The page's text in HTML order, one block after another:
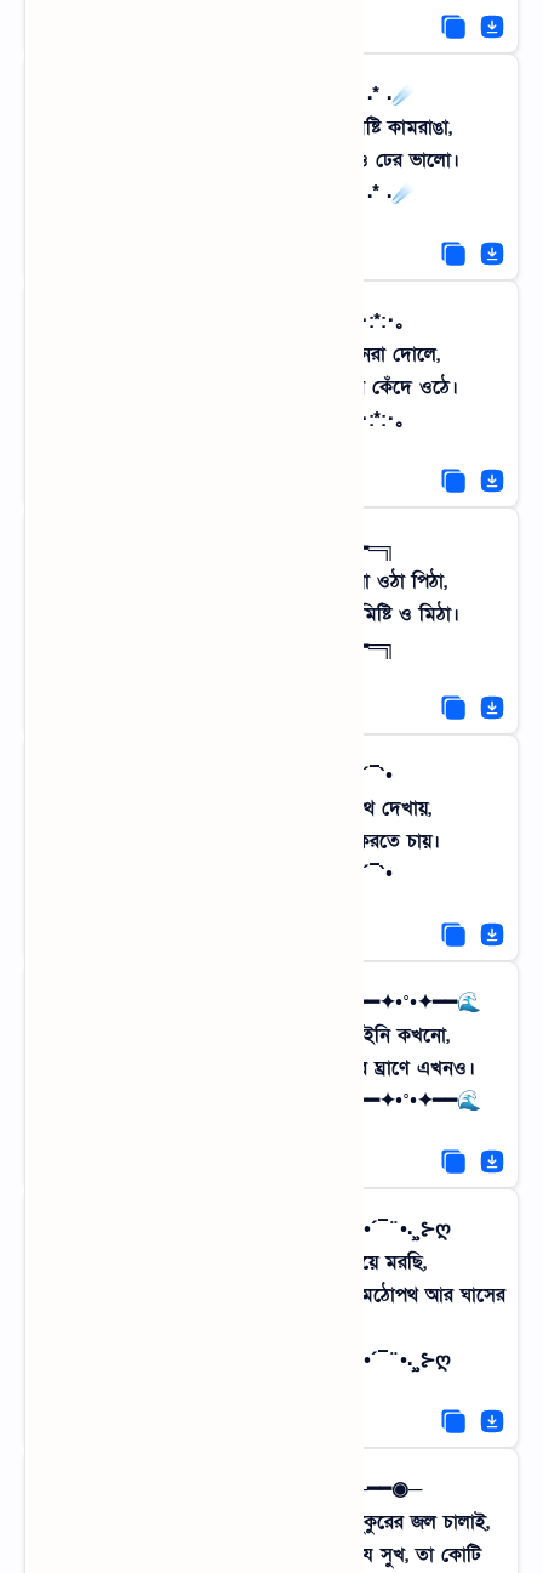
☄. *. ⋆ ছোটবেলার আবদার ⋆ .* .☄
গাছের ডাল থেকে ছিঁড়ে খাওয়া টক-মিষ্টি কামরাঙা,
আজকালকার দামি ট্রু-ফ্রুট জুসের চেয়েও ঢের ভালো।
☄. *. ⋆ ছোটবেলার আবদার ⋆ .* .☄
｡･:*:･ﾟ★ অভিমানী নদী ★ﾟ･:*:･｡
মরে যাওয়া নদীর চরে যখন কাশবনেরা দোলে,
শহুরে মানুষ তখন বিষন্নতা নিয়ে ডুকরে কেঁদে ওঠে।
｡･:*:･ﾟ★ অভিমানী নদী ★ﾟ･:*:･｡
╔═━────━•🌧️•━────━═╗
শীতের সকালের খেজুর রস আর ধোঁয়া ওঠা পিঠা,
গ্রামের এই আমেজটাই সবচেয়ে বেশি মিষ্টি ও মিঠা।
╔═━────━•🌧️•━────━═╗
•´¯`•» জোনাক জ্বলা রাত «•´¯`•
অন্ধকারে যখন হাজারো জোনাকি পথ দেখায়,
মনে হয় তারাগুলো সব মাটি স্পর্শ করতে চায়।
•´¯`•» জোনাক জ্বলা রাত «•´¯`•
🌊━━✦•°•✦━━🌊 শেকড়ের কাব্য 🌊━━✦•°•✦━━🌊
আমি যান্ত্রিক জীবনের গোলাম হতে চাইনি কখনো,
আমার সত্তা জড়িয়ে আছে ওই ধানক্ষেতের ঘ্রাণে এখনও।
🌊━━✦•°•✦━━🌊 শেকড়ের কাব্য 🌊━━✦•°•✦━━🌊
ღ⊰¸¸.•¨¯`•♥ স্মৃতির জাদুর কাঠি ♥•´¯¨•.¸¸⊱ღ
শহরের যান্ত্রিকতায় আমি দমবন্ধ হয়ে মরছি,
আমার প্রাণ ফিরে পাওয়ার ওষুধ কেবল ওই মেঠোপথ আর ঘাসের
ღ⊰¸¸.•¨¯`•♥ স্মৃতির জাদুর কাঠি ♥•´¯¨•.¸¸⊱ღ
─━━◉─━━─ মাটির টান ─━━─━━◉─
এসি হাওয়া অনেক হলো, এবার এক ঘটি পুকুরের জল চালাই,
বটতলার ওই ঠাণ্ডা বাতাসে আধো-ঘুমের যে সুখ, তা কোটি